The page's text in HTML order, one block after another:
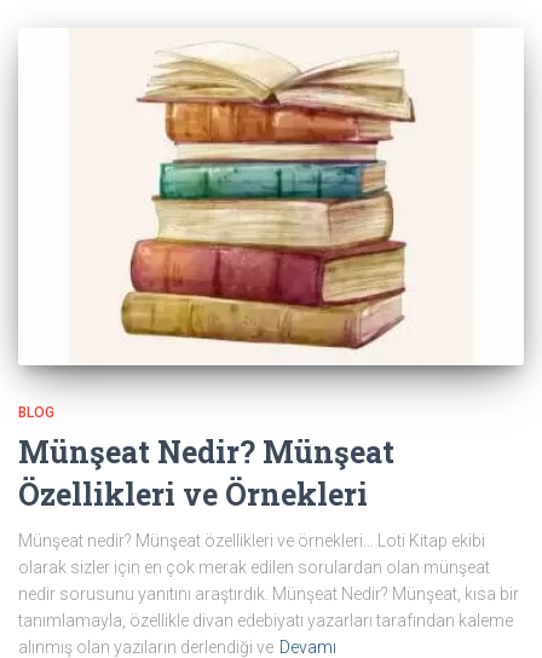
BLOG
Münşeat Nedir? Münşeat
Özellikleri ve Örnekleri
Münşeat nedir? Münşeat özellikleri ve örnekleri… Loti Kitap ekibi
olarak sizler için en çok merak edilen sorulardan olan münşeat
nedir sorusunu yanıtını araştırdık. Münşeat Nedir? Münşeat, kısa bir
tanımlamayla, özellikle divan edebiyatı yazarları tarafından kaleme
alınmış olan yazıların derlendiği ve Devamı